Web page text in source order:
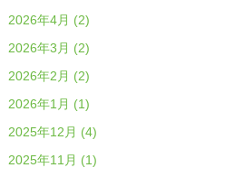
2026年4月 (2)
2026年3月 (2)
2026年2月 (2)
2026年1月 (1)
2025年12月 (4)
2025年11月 (1)